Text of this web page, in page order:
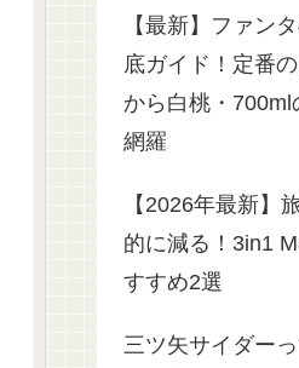
【最新】ファン
底ガイド！定番
から白桃・
網羅
【2026年最新】
的に減る！3in1
すすめ2選
三ツ矢サイダー